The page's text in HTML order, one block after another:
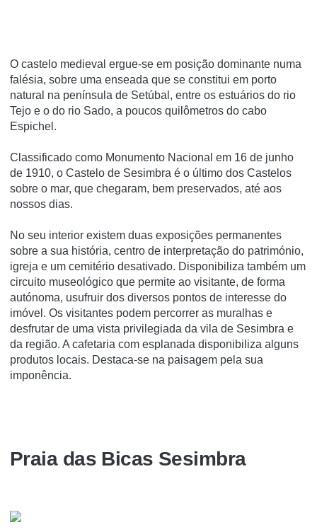
O castelo medieval ergue-se em posição dominante numa
falésia, sobre uma enseada que se constitui em porto
natural na pení­nsula de Setúbal, entre os estuários do rio
Tejo e o do rio Sado, a poucos quilômetros do cabo
Espichel.
Classificado como Monumento Nacional em 16 de junho
de 1910, o Castelo de Sesimbra é o último dos Castelos
sobre o mar, que chegaram, bem preservados, até aos
nossos dias.
No seu interior existem duas exposições permanentes
sobre a sua história, centro de interpretação do património,
igreja e um cemitério desativado. Disponibiliza também um
circuito museológico que permite ao visitante, de forma
autónoma, usufruir dos diversos pontos de interesse do
imóvel. Os visitantes podem percorrer as muralhas e
desfrutar de uma vista privilegiada da vila de Sesimbra e
da região. A cafetaria com esplanada disponibiliza alguns
produtos locais. Destaca-se na paisagem pela sua
imponência.
Praia das Bicas Sesimbra